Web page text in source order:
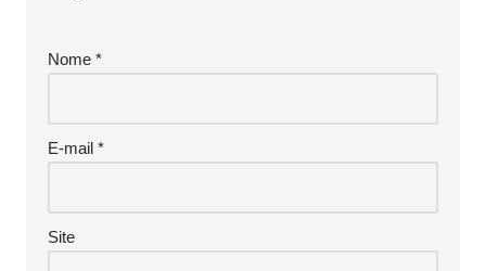
Nome *
E-mail *
Site